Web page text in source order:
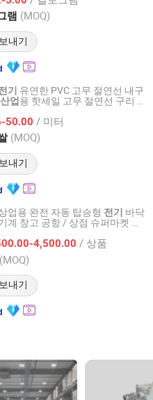
램 (MOQ)
내기
2025
기
유연한 PVC 고무 절연선 내구
산업 용 핫세일 고무 절연선 구리 코
50.00 / 미터
(MOQ)
내기
2026
업용 완전 자동 탑승형 전기
바닥
계 창고 공항 / 상점 슈퍼마켓 타
4,500.00 / 상품
(MOQ)
내기
Co., Ltd.
2023